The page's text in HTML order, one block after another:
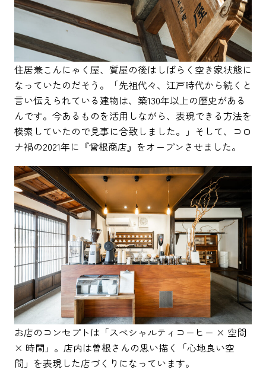
住居兼こんにゃく屋、質屋の後はしばらく空き家状態に
なっていたのだそう。「先祖代々、江戸時代から続くと
言い伝えられている建物は、築130年以上の歴史がある
んです。今あるものを活用しながら、表現できる方法を
模索していたので見事に合致しました。」そして、コロ
ナ禍の2021年に『曾根商店』をオープンさせました。
お店のコンセプトは「スペシャルティコーヒー × 空間
× 時間」。店内は曽根さんの思い描く「心地良い空
間」を表現した店づくりになっています。